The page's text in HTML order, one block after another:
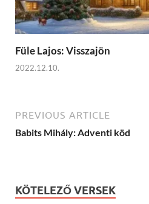
Füle Lajos: Visszajön
2022.12.10.
PREVIOUS ARTICLE
Babits Mihály: Adventi köd
KÖTELEZŐ VERSEK